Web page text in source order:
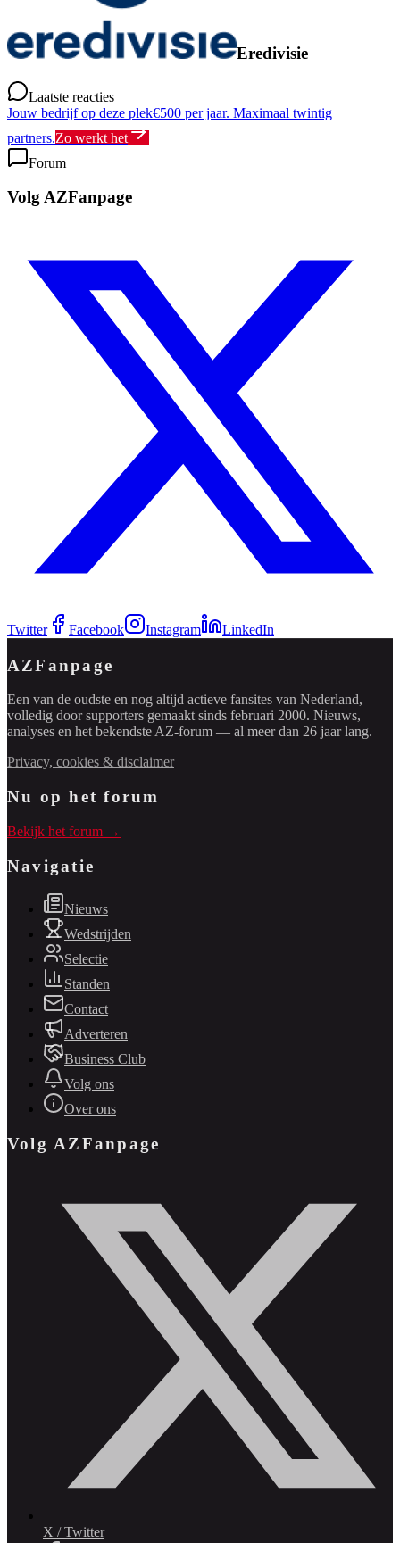
Eredivisie
Laatste reacties
Jouw bedrijf op deze plek€500 per jaar. Maximaal twintig
partners.Zo werkt het
Forum
Volg AZFanpage
Twitter Facebook Instagram LinkedIn
AZFanpage
Een van de oudste en nog altijd actieve fansites van Nederland,
volledig door supporters gemaakt sinds februari 2000. Nieuws,
analyses en het bekendste AZ-forum — al meer dan 26 jaar lang.
Privacy, cookies & disclaimer
Nu op het forum
Bekijk het forum →
Navigatie
Nieuws
Wedstrijden
Selectie
Standen
Contact
Adverteren
Business Club
Volg ons
Over ons
Volg AZFanpage
X / Twitter